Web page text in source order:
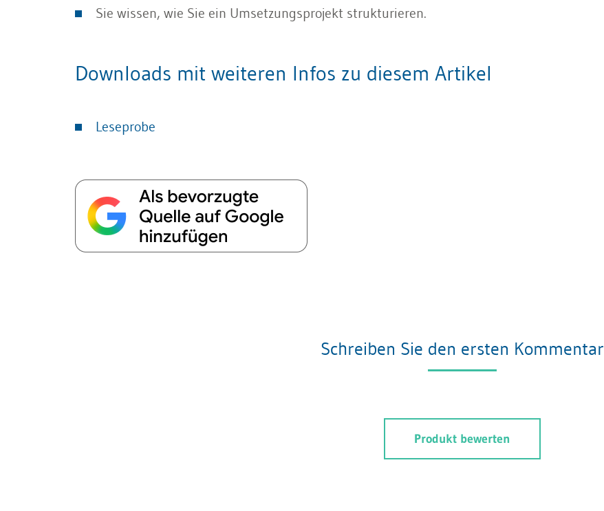
Sie wissen, wie Sie ein Umsetzungsprojekt strukturieren.
Downloads mit weiteren Infos zu diesem Artikel
Leseprobe
Schreiben Sie den ersten Kommentar
Produkt bewerten